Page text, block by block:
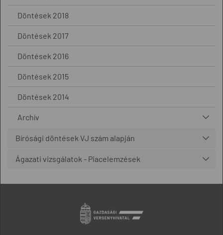
Döntések 2018
Döntések 2017
Döntések 2016
Döntések 2015
Döntések 2014
Archív
Bírósági döntések VJ szám alapján
Ágazati vizsgálatok - Piacelemzések